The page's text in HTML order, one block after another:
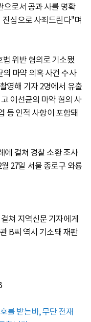
으로서 공과 사를 명확
진심으로 사죄드린다"며
위반 혐의로 기소됐
의 마약 의혹 사건 수사
영해 기자 2명에서 유출
이선균의 마약 혐의 사
등 인적 사항이 포함돼
에 걸쳐 경찰 소환 조사
27일 서울 종로구 와룡
쳐 지역신문 기자에게
B씨 역시 기소돼 재판
를 받는바, 무단 전재